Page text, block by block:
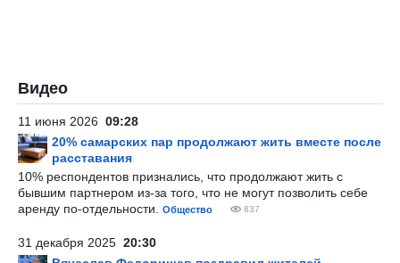
Видео
11 июня 2026 09:28
20% самарских пар продолжают жить вместе после
расставания
10% респондентов признались, что продолжают жить с
бывшим партнером из-за того, что не могут позволить себе
аренду по-отдельности.
Общество 837
31 декабря 2025 20:30